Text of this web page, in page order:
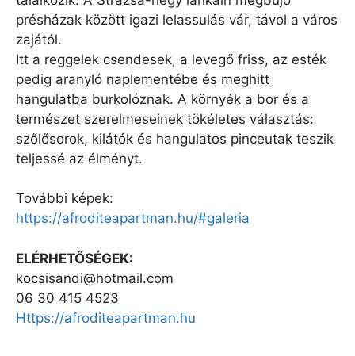
présházak között igazi lelassulás vár, távol a város
zajától.
Itt a reggelek csendesek, a levegő friss, az esték
pedig aranyló naplementébe és meghitt
hangulatba burkolóznak. A környék a bor és a
természet szerelmeseinek tökéletes választás:
szőlősorok, kilátók és hangulatos pinceutak teszik
teljessé az élményt.
További képek:
https://afroditeapartman.hu/#galeria
ELÉRHETŐSÉGEK:
kocsisandi@hotmail.com
06 30 415 4523
Https://afroditeapartman.hu